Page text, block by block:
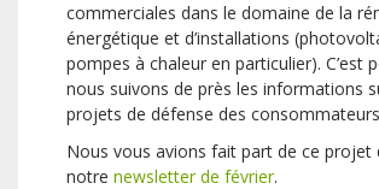
commerciales dans le domaine de la
énergétique et d’installations
pompes à chaleur en particulier). C’est
nous suivons de près les informations
projets de défense des
Nous vous avions fait part de ce projet
notre newsletter de février.